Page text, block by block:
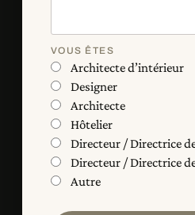
VOUS ÊTES
Architecte d’intérieur
Designer
Architecte
Hôtelier
Directeur / Directrice
Directeur / Directrice
Autre